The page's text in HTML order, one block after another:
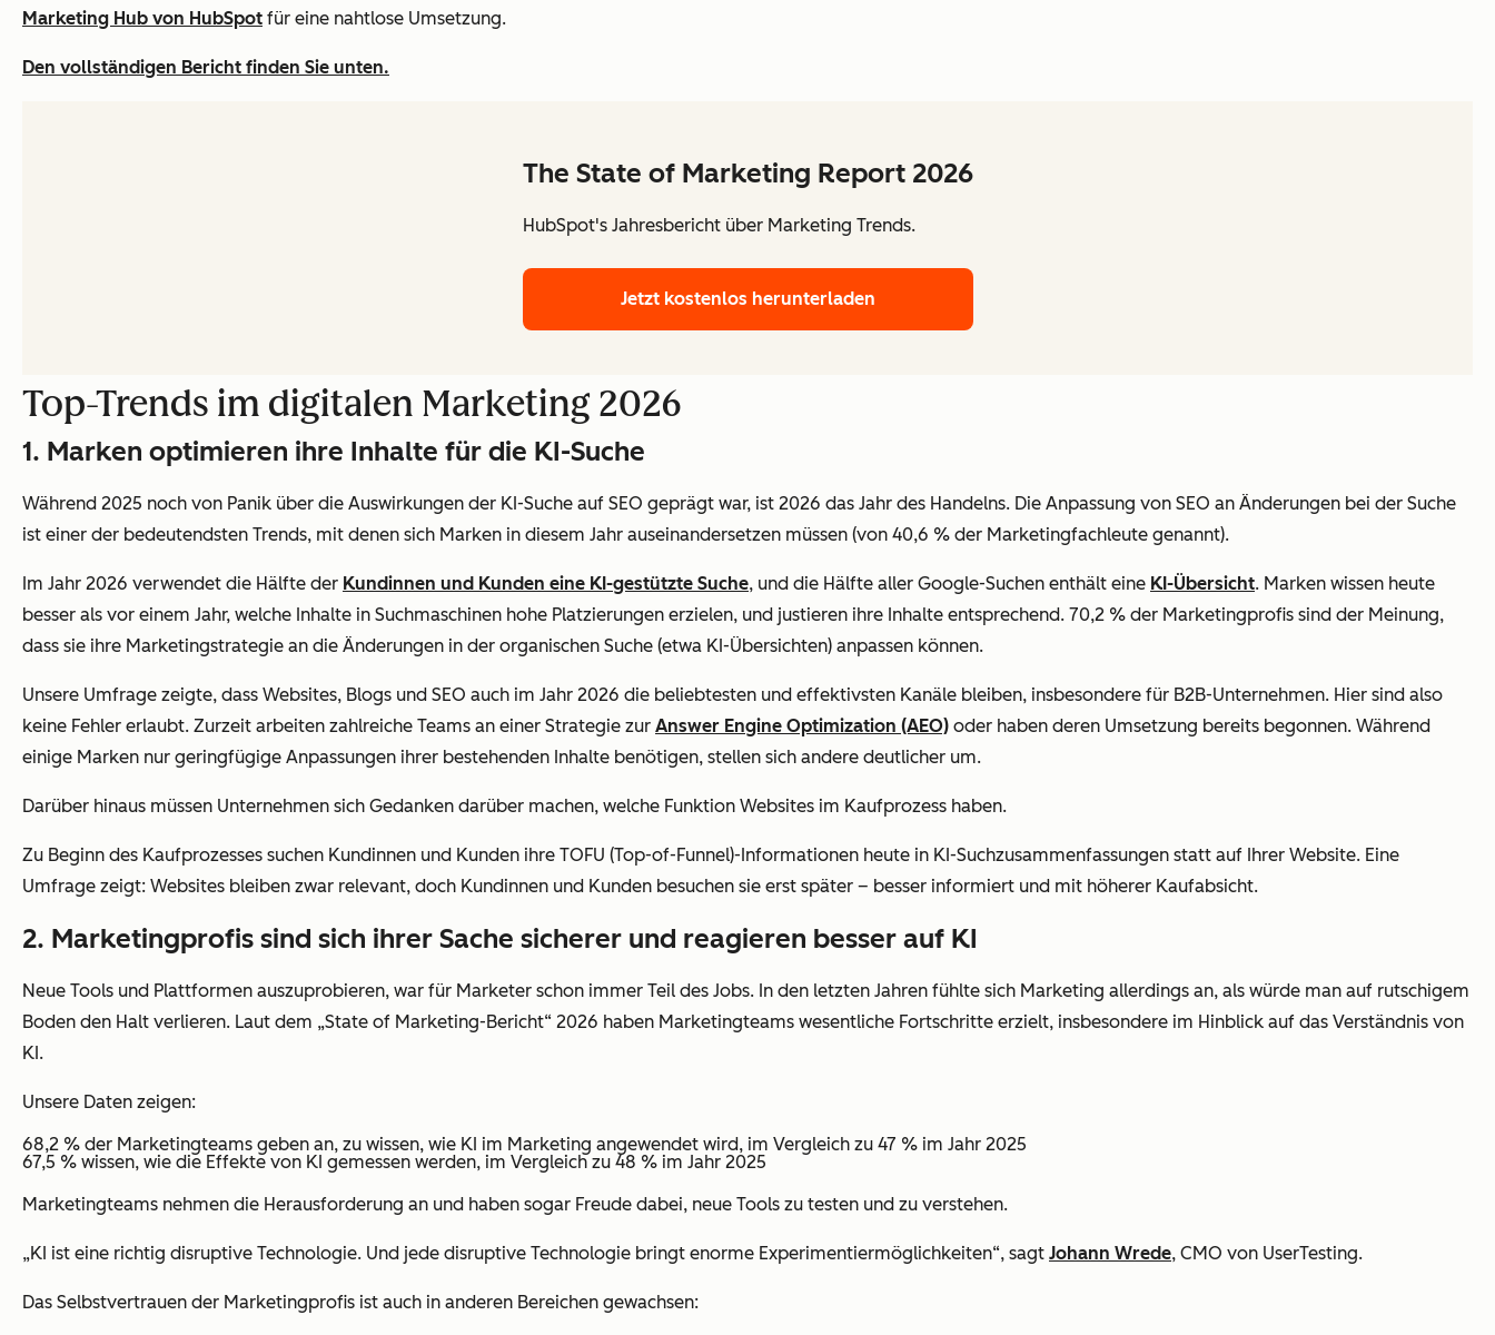
Marketing Hub von HubSpot für eine nahtlose Umsetzung.
Den vollständigen Bericht finden Sie unten.
The State of Marketing Report 2026
HubSpot's Jahresbericht über Marketing Trends.
Jetzt kostenlos herunterladen
Top-Trends im digitalen Marketing 2026
1. Marken optimieren ihre Inhalte für die KI-Suche
Während 2025 noch von Panik über die Auswirkungen der KI-Suche auf SEO geprägt war, ist 2026 das Jahr des Handelns. Die Anpassung von SEO an Änderungen bei der Suche
ist einer der bedeutendsten Trends, mit denen sich Marken in diesem Jahr auseinandersetzen müssen (von 40,6 % der Marketingfachleute genannt).
Im Jahr 2026 verwendet die Hälfte der Kundinnen und Kunden eine KI-gestützte Suche, und die Hälfte aller Google-Suchen enthält eine KI-Übersicht. Marken wissen heute
besser als vor einem Jahr, welche Inhalte in Suchmaschinen hohe Platzierungen erzielen, und justieren ihre Inhalte entsprechend. 70,2 % der Marketingprofis sind der Meinung,
dass sie ihre Marketingstrategie an die Änderungen in der organischen Suche (etwa KI-Übersichten) anpassen können.
Unsere Umfrage zeigte, dass Websites, Blogs und SEO auch im Jahr 2026 die beliebtesten und effektivsten Kanäle bleiben, insbesondere für B2B-Unternehmen. Hier sind also
keine Fehler erlaubt. Zurzeit arbeiten zahlreiche Teams an einer Strategie zur Answer Engine Optimization (AEO) oder haben deren Umsetzung bereits begonnen. Während
einige Marken nur geringfügige Anpassungen ihrer bestehenden Inhalte benötigen, stellen sich andere deutlicher um.
Darüber hinaus müssen Unternehmen sich Gedanken darüber machen, welche Funktion Websites im Kaufprozess haben.
Zu Beginn des Kaufprozesses suchen Kundinnen und Kunden ihre TOFU (Top-of-Funnel)-Informationen heute in KI-Suchzusammenfassungen statt auf Ihrer Website. Eine
Umfrage zeigt: Websites bleiben zwar relevant, doch Kundinnen und Kunden besuchen sie erst später – besser informiert und mit höherer Kaufabsicht.
2. Marketingprofis sind sich ihrer Sache sicherer und reagieren besser auf KI
Neue Tools und Plattformen auszuprobieren, war für Marketer schon immer Teil des Jobs. In den letzten Jahren fühlte sich Marketing allerdings an, als würde man auf rutschigem
Boden den Halt verlieren. Laut dem „State of Marketing-Bericht“ 2026 haben Marketingteams wesentliche Fortschritte erzielt, insbesondere im Hinblick auf das Verständnis von
KI.
Unsere Daten zeigen:
68,2 % der Marketingteams geben an, zu wissen, wie KI im Marketing angewendet wird, im Vergleich zu 47 % im Jahr 2025
​​67,5 % wissen, wie die Effekte von KI gemessen werden, im Vergleich zu 48 % im Jahr 2025
Marketingteams nehmen die Herausforderung an und haben sogar Freude dabei, neue Tools zu testen und zu verstehen.
„KI ist eine richtig disruptive Technologie. Und jede disruptive Technologie bringt enorme Experimentiermöglichkeiten“, sagt Johann Wrede, CMO von UserTesting.
Das Selbstvertrauen der Marketingprofis ist auch in anderen Bereichen gewachsen: